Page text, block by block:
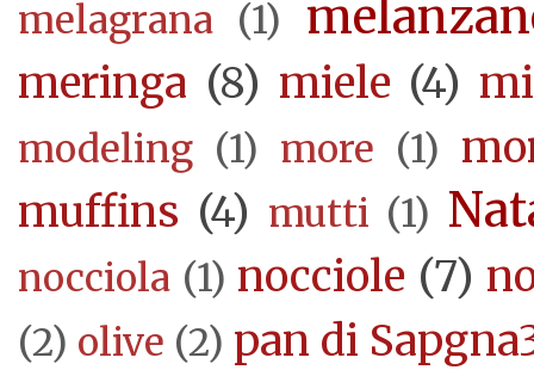
melagrana (1)
meringa (8) miele (4)
modeling (1) more (1)
muffins (4) mutti (1)
nocciola (1) nocciole (7)
(2) olive (2) pan di